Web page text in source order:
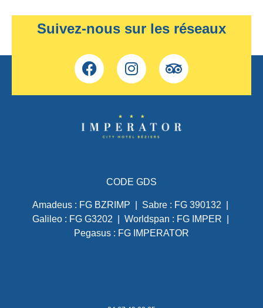
Suivez-nous sur les réseaux
CODE GDS
Amadeus : FG BZRIMP | Sabre : FG 390132 |
Galileo : FG G3202 | Worldspan : FG IMPER |
Pegasus : FG IMPERATOR